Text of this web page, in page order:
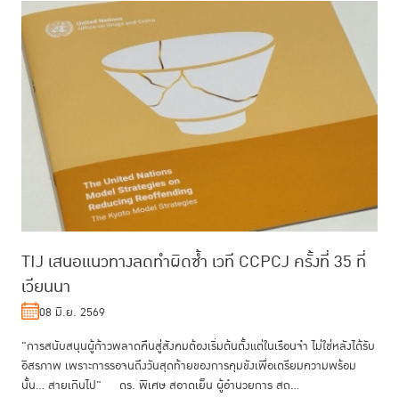
TIJ เสนอแนวทางลดทำผิดซ้ำ เวที CCPCJ ครั้งที่ 35 ที่
เวียนนา
08 มิ.ย. 2569
"การสนับสนุนผู้ก้าวพลาดคืนสู่สังคมต้องเริ่มต้นตั้งแต่ในเรือนจำ ไม่ใช่หลังได้รับ
อิสรภาพ เพราะการรอจนถึงวันสุดท้ายของการคุมขังเพื่อเตรียมความพร้อม
นั้น... สายเกินไป" ดร. พิเศษ สอาดเย็น ผู้อำนวยการ สถ...